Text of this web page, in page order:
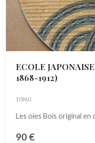
ECOLE
1868-1912)
10960
Les oies Bois original
90 €